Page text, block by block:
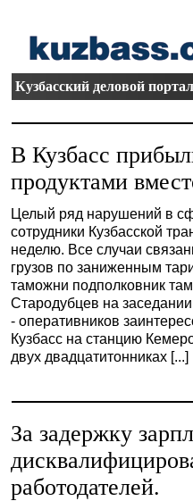
Кузбасский деловой портал
В Кузбасс
продуктами
Целый ряд нарушений в
сотрудники Кузбасской
неделю. Все случаи
грузов по заниженным
таможни подполковник
Стародубцев на
- оперативников
Кузбасс на станцию
двух двадцатитонниках [...]
За задержку
работодателей.